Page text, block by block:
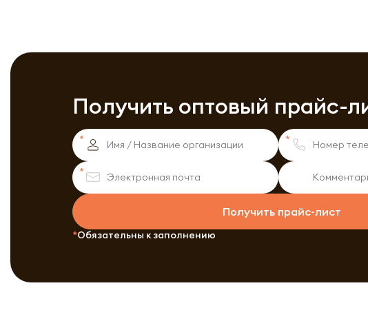
Получить оптовый прайс-
Получить прайс-лист
Обязательны к заполнению